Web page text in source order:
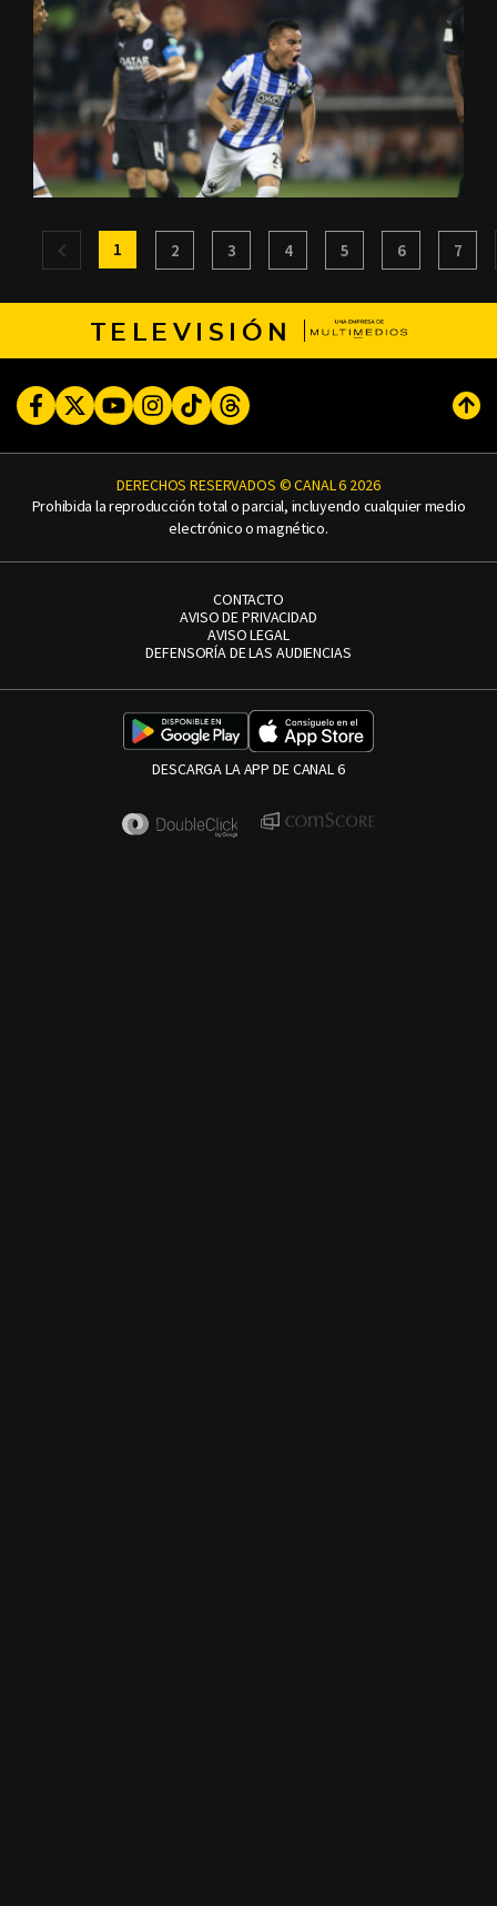
1 2 3 4 5 6 7
TELEVISIÓN
FacebookTwitterYoutubeInstagram
TikTokThreads
DERECHOS RESERVADOS © CANAL 6 2026
Prohibida la reproducción total o parcial, incluyendo cualquier medio
electrónico o magnético.
CONTACTO
AVISO DE PRIVACIDAD
AVISO LEGAL
DEFENSORÍA DE LAS AUDIENCIAS
DESCARGA LA APP DE CANAL 6